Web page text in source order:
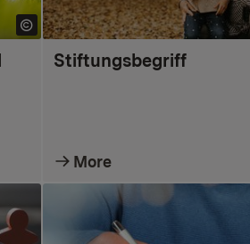
Stiftungsbegriff
More